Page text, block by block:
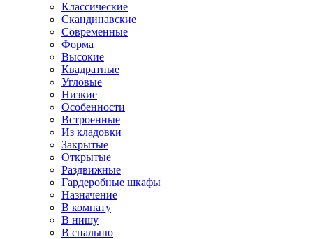
Классические
Скандинавские
Современные
Форма
Высокие
Квадратные
Угловые
Низкие
Особенности
Встроенные
Из кладовки
Закрытые
Открытые
Раздвижные
Гардеробные шкафы
Назначение
В комнату
В нишу
В спальню